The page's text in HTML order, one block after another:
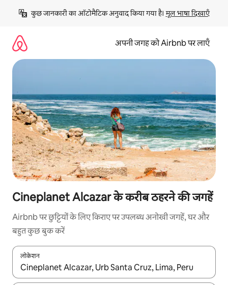
छोड़कर
कॉन्टेंट
कुछ जानकारी का ऑटोमैटिक अनुवाद किया गया है। मूल भाषा दिखाएँ
अपनी जगह को Airbnb पर लाएँ
Cineplanet Alcazar के करीब ठहरने की जगहें
Airbnb पर छुट्टियों के लिए किराए पर उपलब्ध अनोखी जगहें, घर और
बहुत कुछ बुक करें
लोकेशन
नतीजों के उपलब्ध होने पर, अप और डाउन 'ऐरो की' का इस्तेमाल करके नेविगेट